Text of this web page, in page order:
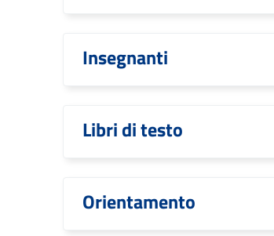
Insegnanti
Libri di testo
Orientamento